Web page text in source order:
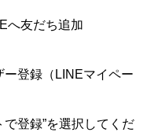
へ友だち追加
登録（LINEマイペー
登録”を選択してくだ